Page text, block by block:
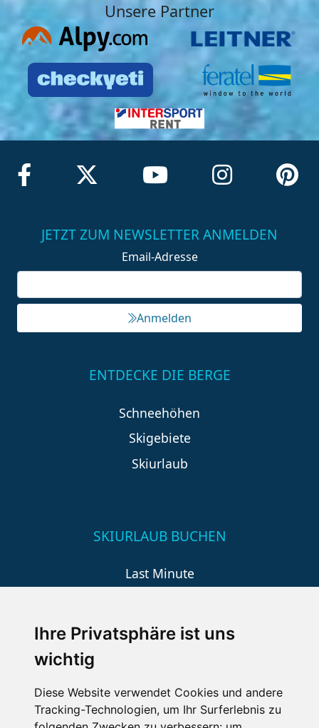
Ihre Privatsphäre ist uns
wichtig
Diese Website verwendet Cookies und andere
Tracking-Technologien, um Ihr Surferlebnis zu
Unsere Partner
JETZT ZUM NEWSLETTER ANMELDEN
Email-Adresse
Anmelden
ENTDECKE DIE BERGE
Schneehöhen
Skigebiete
Skiurlaub
SKIURLAUB BUCHEN
Last Minute
Wellness
SCHNEEHÖHEN SKI APP
Die Schneehoehen Ski APP für iOS und Android - Ein